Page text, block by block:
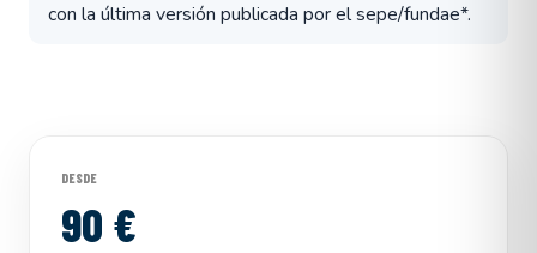
con la última versión publicada por el sepe/fundae*.
DESDE
90 €